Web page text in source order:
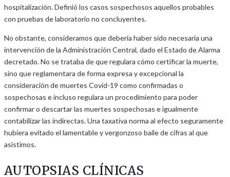
hospitalización. Definió los casos sospechosos aquellos probables
con pruebas de laboratorio no concluyentes.
No obstante, consideramos que debería haber sido necesaria una
intervención de la Administración Central, dado el Estado de Alarma
decretado. No se trataba de que regulara cómo certificar la muerte,
sino que reglamentara de forma expresa y excepcional la
consideración de muertes Covid-19 como confirmadas o
sospechosas e incluso regulara un procedimiento para poder
confirmar o descartar las muertes sospechosas e igualmente
contabilizar las indirectas. Una taxativa norma al efecto seguramente
hubiera evitado el lamentable y vergonzoso baile de cifras al que
asistimos.
AUTOPSIAS CLÍNICAS